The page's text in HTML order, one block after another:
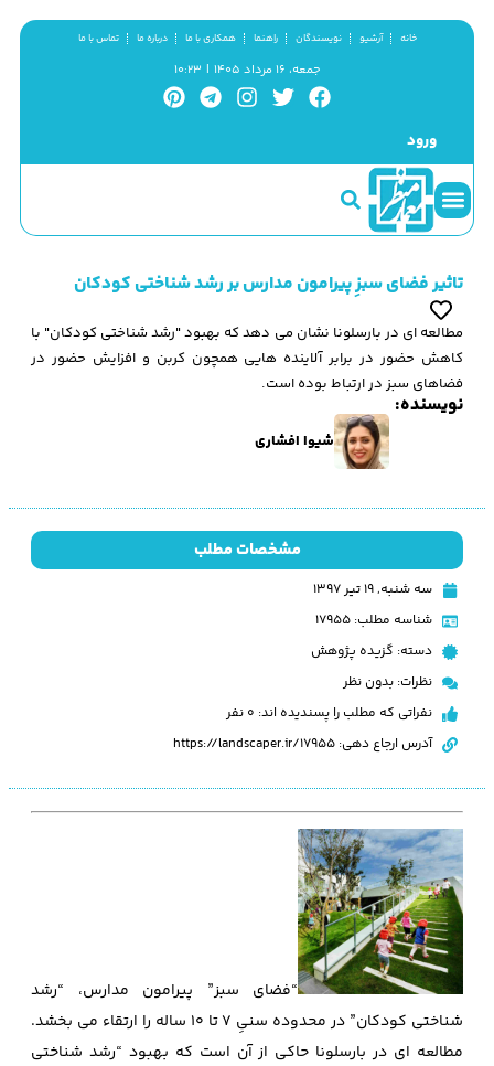
خانه آرشیو نویسندگان راهنما همکاری با ما درباره ما تماس با ما
جمعه، ۱۶ مرداد ۱۴۰۵ | ۱۰:۲۳
ورود
تاثیر فضای سبزِ پیرامون مدارس بر رشد شناختی کودکان
مطالعه ای در بارسلونا نشان می دهد که بهبود "رشد شناختی کودکان" با
کاهش حضور در برابر آلاینده هایی همچون کربن و افزایش حضور در
فضاهای سبز در ارتباط بوده است.
نویسنده:
شیوا افشاری
مشخصات مطلب
سه شنبه, ۱۹ تیر ۱۳۹۷
شناسه مطلب: 17955
دسته: گزیده پژوهش
نظرات: بدون نظر
نفراتی که مطلب را پسندیده اند: 0 نفر
آدرس ارجاع دهی: https://landscaper.ir/17955
“فضای سبز” پیرامون مدارس، “رشد
شناختی کودکان” در محدوده سنیِ 7 تا 10 ساله را ارتقاء می بخشد.
مطالعه ای در بارسلونا حاکی از آن است که بهبود “رشد شناختی